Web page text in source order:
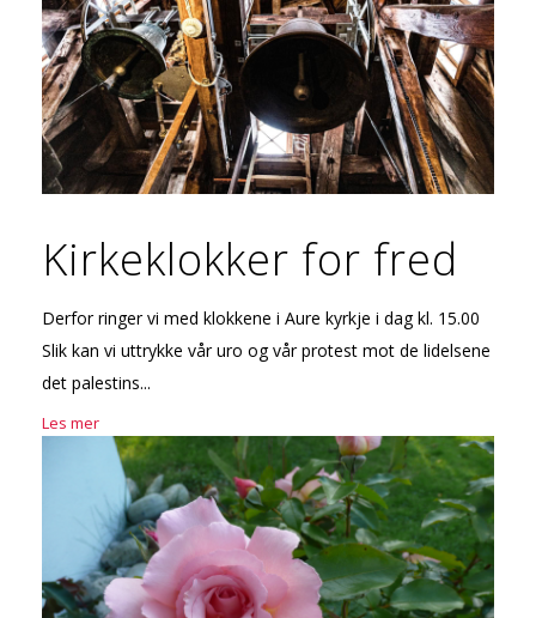
Kirkeklokker for fred
Derfor ringer vi med klokkene i Aure kyrkje i dag kl. 15.00
Slik kan vi uttrykke vår uro og vår protest mot de lidelsene
det palestins...
Les mer